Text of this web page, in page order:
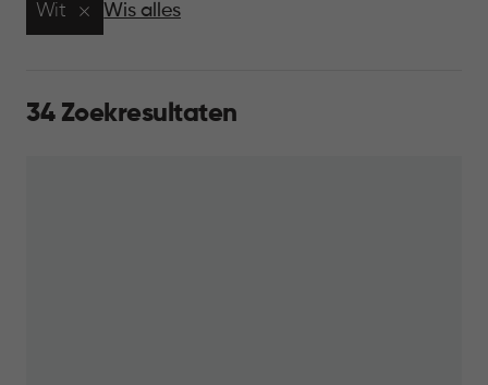
Wit Wis alles
34 Zoekresultaten